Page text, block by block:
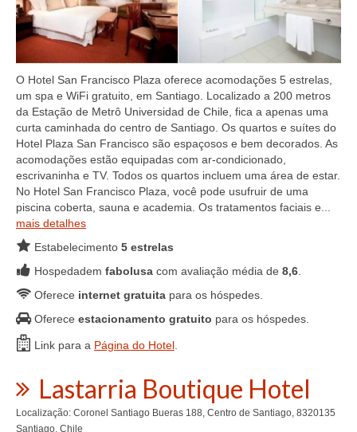
O Hotel San Francisco Plaza oferece acomodações 5 estrelas,
um spa e WiFi gratuito, em Santiago. Localizado a 200 metros
da Estação de Metrô Universidad de Chile, fica a apenas uma
curta caminhada do centro de Santiago. Os quartos e suítes do
Hotel Plaza San Francisco são espaçosos e bem decorados. As
acomodações estão equipadas com ar-condicionado,
escrivaninha e TV. Todos os quartos incluem uma área de estar.
No Hotel San Francisco Plaza, você pode usufruir de uma
piscina coberta, sauna e academia. Os tratamentos faciais e...
mais detalhes
Estabelecimento 5 estrelas
Hospedadem fabolusa com avaliação média de 8,6
Oferece internet gratuita para os hóspedes.
Oferece estacionamento gratuito para os hóspedes.
Link para a Página do Hotel
Lastarria Boutique Hotel
Localização: Coronel Santiago Bueras 188, Centro de Santiago, 8320135
Santiago, Chile